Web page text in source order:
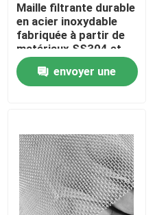
Maille filtrante durable
en acier inoxydable
fabriquée à partir de
matériaux SS304 et
SS316 pour des
applications
industrielles de
envoyer une